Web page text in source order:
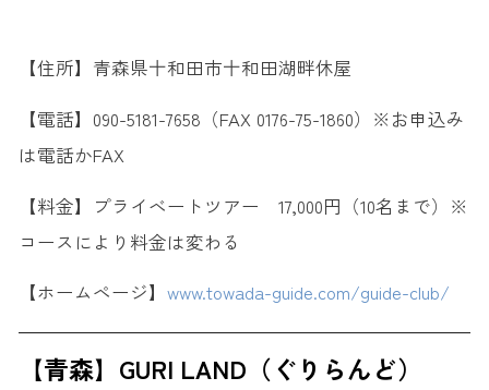
【住所】青森県十和田市十和田湖畔休屋
【電話】090-5181-7658（FAX 0176-75-1860）※お申込み
は電話かFAX
【料金】プライベートツアー 17,000円（10名まで）※
コースにより料金は変わる
【ホームページ】 www.towada-guide.com/guide-club/
【青森】GURI LAND（ぐりらんど）